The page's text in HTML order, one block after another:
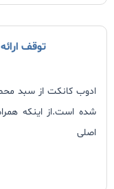
توقف
ادوب کانکت از سبد
شده است.از اینکه
اصلی